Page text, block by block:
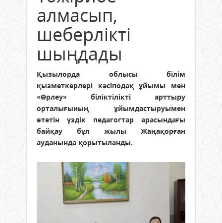
алмасып,
шеберлікті
шыңдады
Қызылорда облысы білім
қызметкерлері кәсіподақ ұйымы мен
«Өрлеу» біліктілікті арттыру
орталығының ұйымдастыруымен
өтетін үздік педагогтар арасындағы
байқау бұл жылы Жаңақорған
ауданында қорытыланды.